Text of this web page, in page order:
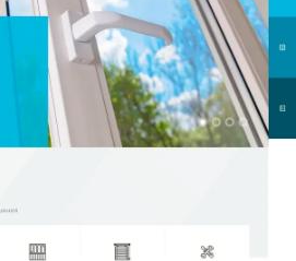
по тарифу «Бизнес» на
шаблона# 2869513